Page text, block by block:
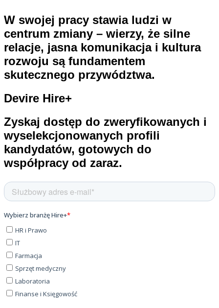
W swojej pracy stawia ludzi w
centrum zmiany – wierzy, że silne
relacje, jasna komunikacja i kultura
rozwoju są fundamentem
skutecznego przywództwa.
Devire Hire+
Zyskaj dostęp do zweryfikowanych i
wyselekcjonowanych profili
kandydatów, gotowych do
współpracy od zaraz.